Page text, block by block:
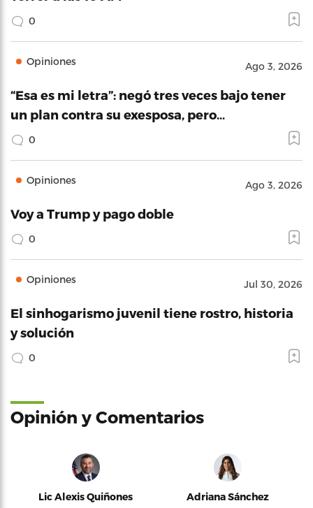
0
Opiniones Ago 3, 2026
“Esa es mi letra”: negó tres veces bajo tener
un plan contra su exesposa, pero…
0
Opiniones Ago 3, 2026
Voy a Trump y pago doble
0
Opiniones Jul 30, 2026
El sinhogarismo juvenil tiene rostro, historia
y solución
0
Opinión y Comentarios
Lic Alexis Quiñones Adriana Sánchez